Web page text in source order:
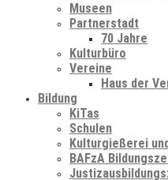
Museen
Partnerstadt
70 Jahre
Kulturbüro
Vereine
Haus der
Bildung
KiTas
Schulen
Kulturgießerei
BAFzA